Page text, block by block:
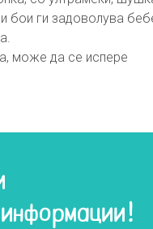
бои ги задоволува
може да се испере
информации!